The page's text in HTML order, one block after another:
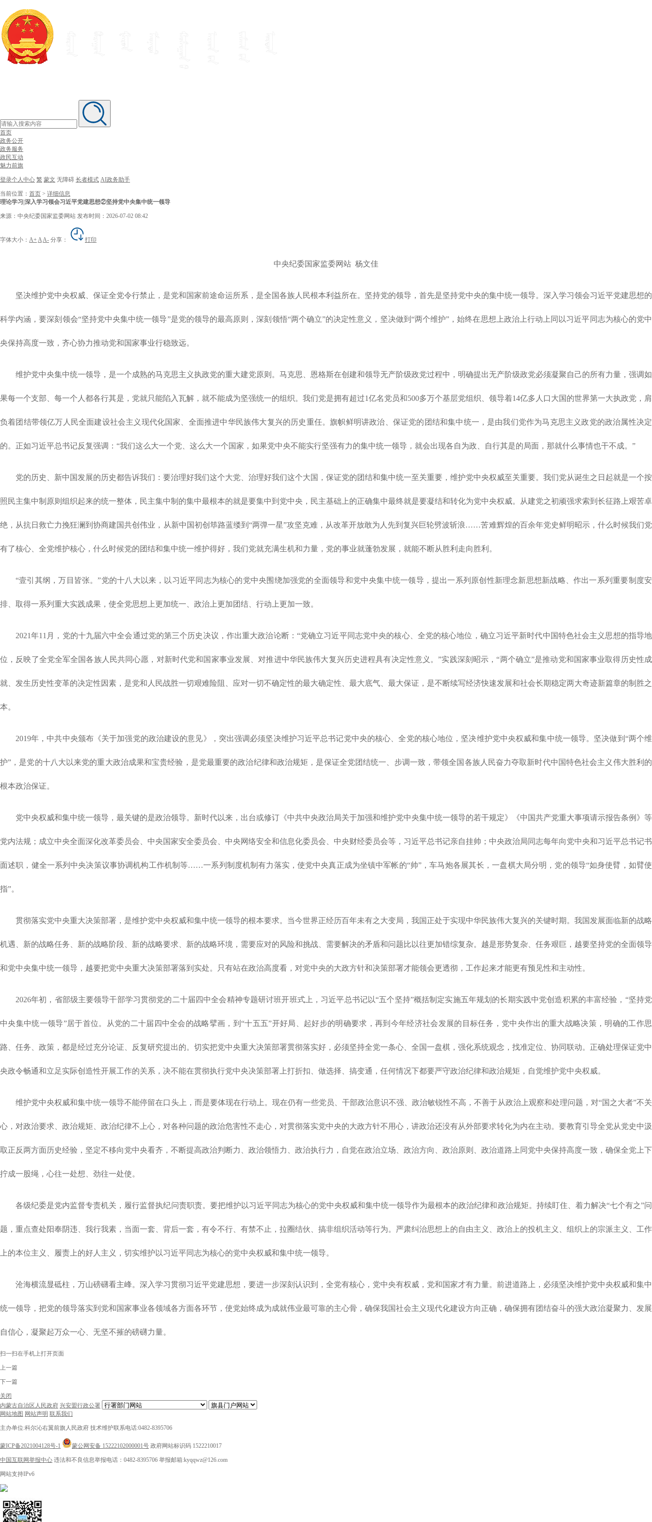
首页
政务公开
政务服务
政民互动
魅力前旗
登录个人中心 繁 蒙文 无障碍 长者模式 AI政务助手
当前位置： 首页 > 详细信息
理论学习|深入学习领会习近平党建思想②坚持党中央集中统一领导
来源：中央纪委国家监委网站 发布时间：2026-07-02 08:42
字体大小： A+ AA- 分享： 打印
中央纪委国家监委网站 杨文佳
坚决维护党中央权威、保证全党令行禁止，是党和国家前途命运所系，是全国各族人民根本利益所在。坚持党的领导，首先是坚持党中央的集中统一领导。深入学习领会习近平党建思想的
科学内涵，要深刻领会“坚持党中央集中统一领导”是党的领导的最高原则，深刻领悟“两个确立”的决定性意义，坚决做到“两个维护”，始终在思想上政治上行动上同以习近平同志为核心的党中
央保持高度一致，齐心协力推动党和国家事业行稳致远。
维护党中央集中统一领导，是一个成熟的马克思主义执政党的重大建党原则。马克思、恩格斯在创建和领导无产阶级政党过程中，明确提出无产阶级政党必须凝聚自己的所有力量，强调如
果每一个支部、每一个人都各行其是，党就只能陷入瓦解，就不能成为坚强统一的组织。我们党是拥有超过1亿名党员和500多万个基层党组织、领导着14亿多人口大国的世界第一大执政党，肩
负着团结带领亿万人民全面建设社会主义现代化国家、全面推进中华民族伟大复兴的历史重任。旗帜鲜明讲政治、保证党的团结和集中统一，是由我们党作为马克思主义政党的政治属性决定
的。正如习近平总书记反复强调：“我们这么大一个党、这么大一个国家，如果党中央不能实行坚强有力的集中统一领导，就会出现各自为政、自行其是的局面，那就什么事情也干不成。”
党的历史、新中国发展的历史都告诉我们：要治理好我们这个大党、治理好我们这个大国，保证党的团结和集中统一至关重要，维护党中央权威至关重要。我们党从诞生之日起就是一个按
照民主集中制原则组织起来的统一整体，民主集中制的集中最根本的就是要集中到党中央，民主基础上的正确集中最终就是要凝结和转化为党中央权威。从建党之初顽强求索到长征路上艰苦卓
绝，从抗日救亡力挽狂澜到协商建国共创伟业，从新中国初创筚路蓝缕到“两弹一星”攻坚克难，从改革开放敢为人先到复兴巨轮劈波斩浪……苦难辉煌的百余年党史鲜明昭示，什么时候我们党
有了核心、全党维护核心，什么时候党的团结和集中统一维护得好，我们党就充满生机和力量，党的事业就蓬勃发展，就能不断从胜利走向胜利。
“壹引其纲，万目皆张。”党的十八大以来，以习近平同志为核心的党中央围绕加强党的全面领导和党中央集中统一领导，提出一系列原创性新理念新思想新战略、作出一系列重要制度安
排、取得一系列重大实践成果，使全党思想上更加统一、政治上更加团结、行动上更加一致。
2021年11月，党的十九届六中全会通过党的第三个历史决议，作出重大政治论断：“党确立习近平同志党中央的核心、全党的核心地位，确立习近平新时代中国特色社会主义思想的指导地
位，反映了全党全军全国各族人民共同心愿，对新时代党和国家事业发展、对推进中华民族伟大复兴历史进程具有决定性意义。”实践深刻昭示，“两个确立”是推动党和国家事业取得历史性成
就、发生历史性变革的决定性因素，是党和人民战胜一切艰难险阻、应对一切不确定性的最大确定性、最大底气、最大保证，是不断续写经济快速发展和社会长期稳定两大奇迹新篇章的制胜之
本。
2019年，中共中央颁布《关于加强党的政治建设的意见》，突出强调必须坚决维护习近平总书记党中央的核心、全党的核心地位，坚决维护党中央权威和集中统一领导。坚决做到“两个维
护”，是党的十八大以来党的重大政治成果和宝贵经验，是党最重要的政治纪律和政治规矩，是保证全党团结统一、步调一致，带领全国各族人民奋力夺取新时代中国特色社会主义伟大胜利的
根本政治保证。
党中央权威和集中统一领导，最关键的是政治领导。新时代以来，出台或修订《中共中央政治局关于加强和维护党中央集中统一领导的若干规定》《中国共产党重大事项请示报告条例》等
党内法规；成立中央全面深化改革委员会、中央国家安全委员会、中央网络安全和信息化委员会、中央财经委员会等，习近平总书记亲自挂帅；中央政治局同志每年向党中央和习近平总书记书
面述职，健全一系列中央决策议事协调机构工作机制等……一系列制度机制有力落实，使党中央真正成为坐镇中军帐的“帅”，车马炮各展其长，一盘棋大局分明，党的领导“如身使臂，如臂使
指”。
贯彻落实党中央重大决策部署，是维护党中央权威和集中统一领导的根本要求。当今世界正经历百年未有之大变局，我国正处于实现中华民族伟大复兴的关键时期。我国发展面临新的战略
机遇、新的战略任务、新的战略阶段、新的战略要求、新的战略环境，需要应对的风险和挑战、需要解决的矛盾和问题比以往更加错综复杂。越是形势复杂、任务艰巨，越要坚持党的全面领导
和党中央集中统一领导，越要把党中央重大决策部署落到实处。只有站在政治高度看，对党中央的大政方针和决策部署才能领会更透彻，工作起来才能更有预见性和主动性。
2026年初，省部级主要领导干部学习贯彻党的二十届四中全会精神专题研讨班开班式上，习近平总书记以“五个坚持”概括制定实施五年规划的长期实践中党创造积累的丰富经验，“坚持党
中央集中统一领导”居于首位。从党的二十届四中全会的战略擘画，到“十五五”开好局、起好步的明确要求，再到今年经济社会发展的目标任务，党中央作出的重大战略决策，明确的工作思
路、任务、政策，都是经过充分论证、反复研究提出的。切实把党中央重大决策部署贯彻落实好，必须坚持全党一条心、全国一盘棋，强化系统观念，找准定位、协同联动。正确处理保证党中
央政令畅通和立足实际创造性开展工作的关系，决不能在贯彻执行党中央决策部署上打折扣、做选择、搞变通，任何情况下都要严守政治纪律和政治规矩，自觉维护党中央权威。
维护党中央权威和集中统一领导不能停留在口头上，而是要体现在行动上。现在仍有一些党员、干部政治意识不强、政治敏锐性不高，不善于从政治上观察和处理问题，对“国之大者”不关
心，对政治要求、政治规矩、政治纪律不上心，对各种问题的政治危害性不走心，对贯彻落实党中央的大政方针不用心，讲政治还没有从外部要求转化为内在主动。要教育引导全党从党史中汲
取正反两方面历史经验，坚定不移向党中央看齐，不断提高政治判断力、政治领悟力、政治执行力，自觉在政治立场、政治方向、政治原则、政治道路上同党中央保持高度一致，确保全党上下
拧成一股绳，心往一处想、劲往一处使。
各级纪委是党内监督专责机关，履行监督执纪问责职责。要把维护以习近平同志为核心的党中央权威和集中统一领导作为最根本的政治纪律和政治规矩。持续盯住、着力解决“七个有之”问
题，重点查处阳奉阴违、我行我素，当面一套、背后一套，有令不行、有禁不止，拉圈结伙、搞非组织活动等行为。严肃纠治思想上的自由主义、政治上的投机主义、组织上的宗派主义、工作
上的本位主义、履责上的好人主义，切实维护以习近平同志为核心的党中央权威和集中统一领导。
沧海横流显砥柱，万山磅礴看主峰。深入学习贯彻习近平党建思想，要进一步深刻认识到，全党有核心，党中央有权威，党和国家才有力量。前进道路上，必须坚决维护党中央权威和集中
统一领导，把党的领导落实到党和国家事业各领域各方面各环节，使党始终成为成就伟业最可靠的主心骨，确保我国社会主义现代化建设方向正确，确保拥有团结奋斗的强大政治凝聚力、发展
自信心，凝聚起万众一心、无坚不摧的磅礴力量。
扫一扫在手机上打开页面
上一篇
下一篇
关闭
内蒙古自治区人民政府 兴安盟行政公署
网站地图 网站声明 联系我们
主办单位:科尔沁右翼前旗人民政府 技术维护联系电话:0482-8395706
蒙ICP备2021004128号-1 蒙公网安备 15222102000001号 政府网站标识码 1522210017
中国互联网举报中心 违法和不良信息举报电话：0482-8395706 举报邮箱:kyqqwz@126.com
网站支持IPv6